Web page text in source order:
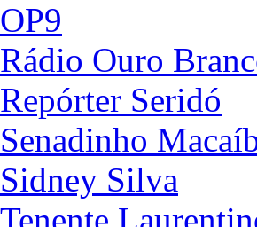
OP9
Rádio Ouro
Repórter Seridó
Senadinho
Sidney Silva